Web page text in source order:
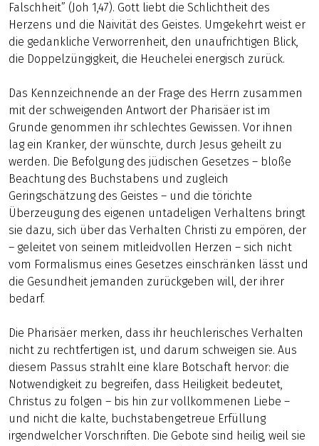
Falschheit” (Joh 1,47). Gott liebt die Schlichtheit des
Herzens und die Naivität des Geistes. Umgekehrt weist er
die gedankliche Verworrenheit, den unaufrichtigen Blick,
die Doppelzüngigkeit, die Heuchelei energisch zurück.
Das Kennzeichnende an der Frage des Herrn zusammen
mit der schweigenden Antwort der Pharisäer ist im
Grunde genommen ihr schlechtes Gewissen. Vor ihnen
lag ein Kranker, der wünschte, durch Jesus geheilt zu
werden. Die Befolgung des jüdischen Gesetzes – bloße
Beachtung des Buchstabens und zugleich
Geringschätzung des Geistes – und die törichte
Überzeugung des eigenen untadeligen Verhaltens bringt
sie dazu, sich über das Verhalten Christi zu empören, der
– geleitet von seinem mitleidvollen Herzen – sich nicht
vom Formalismus eines Gesetzes einschränken lässt und
die Gesundheit jemanden zurückgeben will, der ihrer
bedarf.
Die Pharisäer merken, dass ihr heuchlerisches Verhalten
nicht zu rechtfertigen ist, und darum schweigen sie. Aus
diesem Passus strahlt eine klare Botschaft hervor: die
Notwendigkeit zu begreifen, dass Heiligkeit bedeutet,
Christus zu folgen – bis hin zur vollkommenen Liebe –
und nicht die kalte, buchstabengetreue Erfüllung
irgendwelcher Vorschriften. Die Gebote sind heilig, weil sie